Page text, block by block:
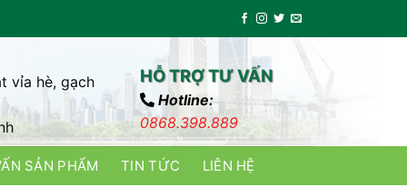
vỉa hè, gạch
HỖ TRỢ TƯ VẤN
Hotline:
0868.398.889
SẢN PHẨM TIN TỨC LIÊN HỆ